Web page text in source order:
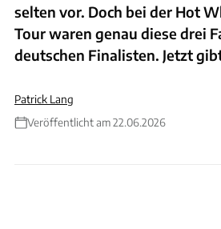
selten vor. Doch bei der Hot
Tour waren genau diese drei
deutschen Finalisten. Jetzt
Patrick Lang
Veröffentlicht am 22.06.2026